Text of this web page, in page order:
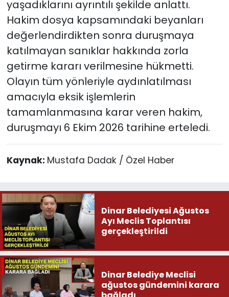
yaşadıklarını ayrıntılı şekilde anlattı.
Hakim dosya kapsamındaki beyanları
değerlendirdikten sonra duruşmaya
katılmayan sanıklar hakkında zorla
getirme kararı verilmesine hükmetti.
Olayın tüm yönleriyle aydınlatılması
amacıyla eksik işlemlerin
tamamlanmasına karar veren hakim,
duruşmayı 6 Ekim 2026 tarihine erteledi.
Kaynak: Mustafa Dadak / Özel Haber
Dinar Belediyesi Ağustos
Ayı Meclis Toplantısı
gerçekleştirildi
Dinar Belediye Meclisi
ağustos gündemini karara